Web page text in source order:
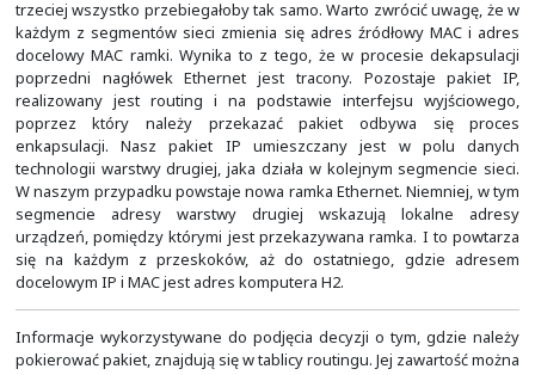
całej drodze pakietu. Adresy IP wysłanego pakietu
niebieską czcionką w czerwonej tabelce.
W warstwie drugiej ramka musi zostać
domyślnej. Jeżeli wysyłany jest pakiet do sieci, która
bezpośrednio przyłączoną do naszego interfejsu,
wysyłane zapytanie ARP bezpośrednio o adres
Zamiast tego wysyłane jest zapytanie ARP
następnego przeskoku, którym jest router czy w
brama domyślna. To oczywiście pod warunkiem, że
wpisu nie było wcześniej w tablicy ARP. Zatem widać,
drugiej ramka jest zaadresowana z adresu MAC
adresu MAC bramy domyślnej, którą jest R1.